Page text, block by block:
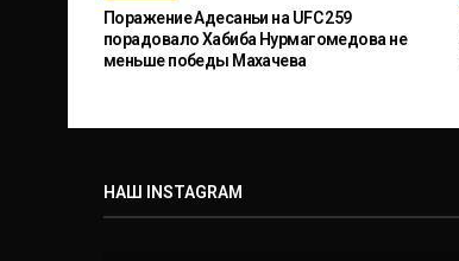
Поражение Адесаньи на UFC 259
порадовало Хабиба Нурмагомедова не
меньше победы Махачева
НАШ INSTAGRAM